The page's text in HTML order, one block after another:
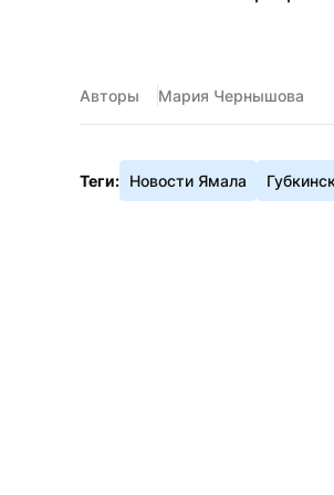
Авторы Мария Чернышова
Теги: Новости Ямала